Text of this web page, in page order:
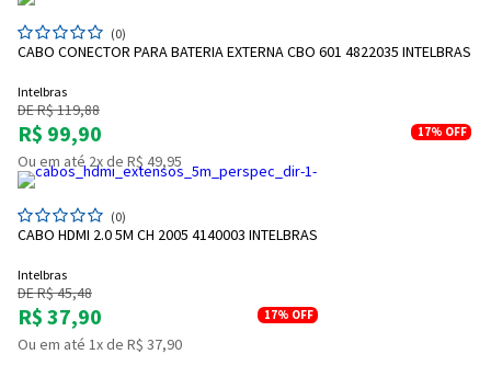
(0)
CABO CONECTOR PARA BATERIA EXTERNA CBO 601 4822035 INTELBRAS
Intelbras
DE R$ 119,88
R$ 99,90 17% OFF
Ou em até 2x de R$ 49,95
(0)
CABO HDMI 2.0 5M CH 2005 4140003 INTELBRAS
Intelbras
DE R$ 45,48
R$ 37,90 17% OFF
Ou em até 1x de R$ 37,90